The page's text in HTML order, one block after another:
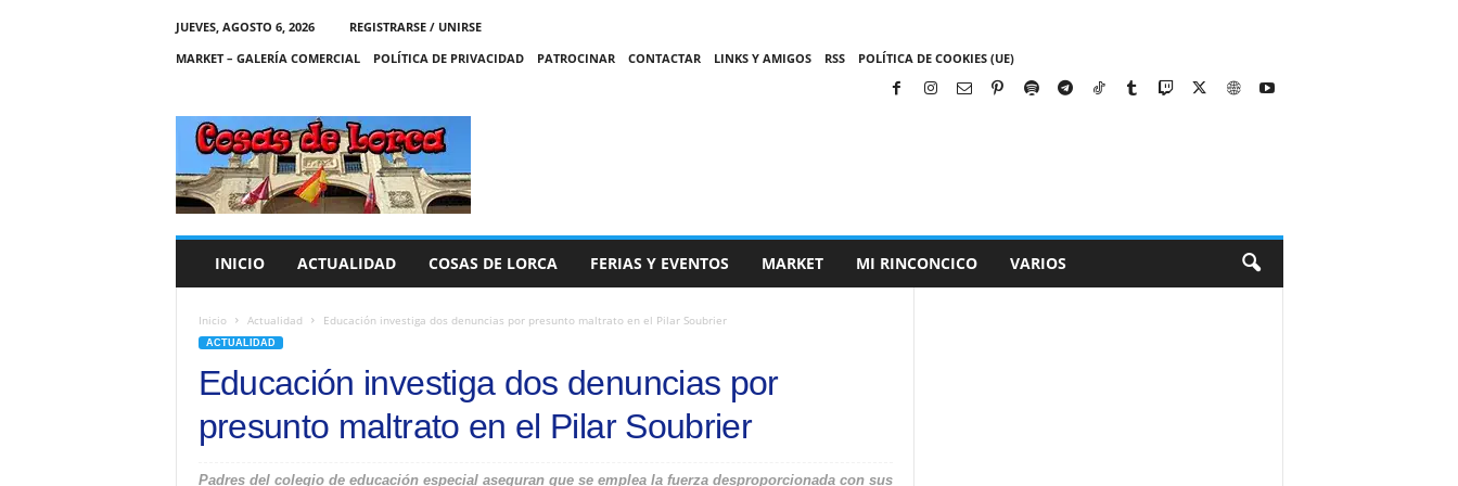
JUEVES, AGOSTO 6, 2026
REGISTRARSE / UNIRSE
MARKET – GALERÍA COMERCIAL
POLÍTICA DE PRIVACIDAD PATROCINAR CONTACTAR LINKS Y AMIGOS RSS POLÍTICA DE COOKIES (UE)
C
A
S
INICIO ACTUALIDAD COSAS DE LORCA FERIAS Y EVENTOS MARKET MI RINCONCICO VARIOS
Inicio Actualidad Educación investiga dos denuncias por presunto maltrato en el Pilar Soubrier
ACTUALIDAD
Educación investiga dos denuncias por
presunto maltrato en el Pilar Soubrier
Padres del colegio de educación especial aseguran que se emplea la fuerza desproporcionada con sus